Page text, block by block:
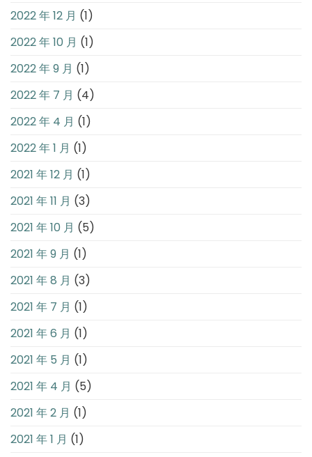
2022 年 12 月 (1)
2022 年 10 月 (1)
2022 年 9 月 (1)
2022 年 7 月 (4)
2022 年 4 月 (1)
2022 年 1 月 (1)
2021 年 12 月 (1)
2021 年 11 月 (3)
2021 年 10 月 (5)
2021 年 9 月 (1)
2021 年 8 月 (3)
2021 年 7 月 (1)
2021 年 6 月 (1)
2021 年 5 月 (1)
2021 年 4 月 (5)
2021 年 2 月 (1)
2021 年 1 月 (1)